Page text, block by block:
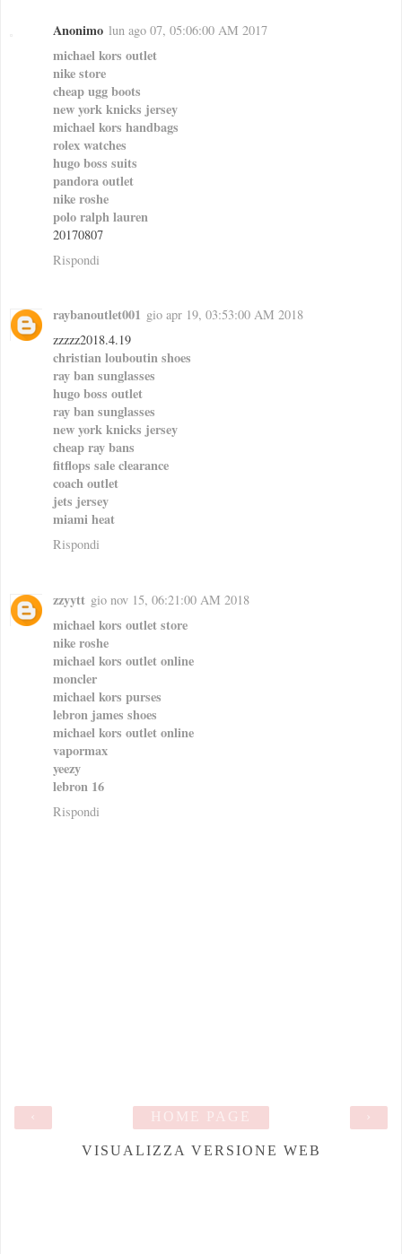
Anonimo lun ago 07, 05:06:00 AM 2017
michael kors outlet
nike store
cheap ugg boots
new york knicks jersey
michael kors handbags
rolex watches
hugo boss suits
pandora outlet
nike roshe
polo ralph lauren
20170807
Rispondi
raybanoutlet001 gio apr 19, 03:53:00 AM 2018
zzzzz2018.4.19
christian louboutin shoes
ray ban sunglasses
hugo boss outlet
ray ban sunglasses
new york knicks jersey
cheap ray bans
fitflops sale clearance
coach outlet
jets jersey
miami heat
Rispondi
zzyytt gio nov 15, 06:21:00 AM 2018
michael kors outlet store
nike roshe
michael kors outlet online
moncler
michael kors purses
lebron james shoes
michael kors outlet online
vapormax
yeezy
lebron 16
Rispondi
›
HOME PAGE
VISUALIZZA VERSIONE WEB